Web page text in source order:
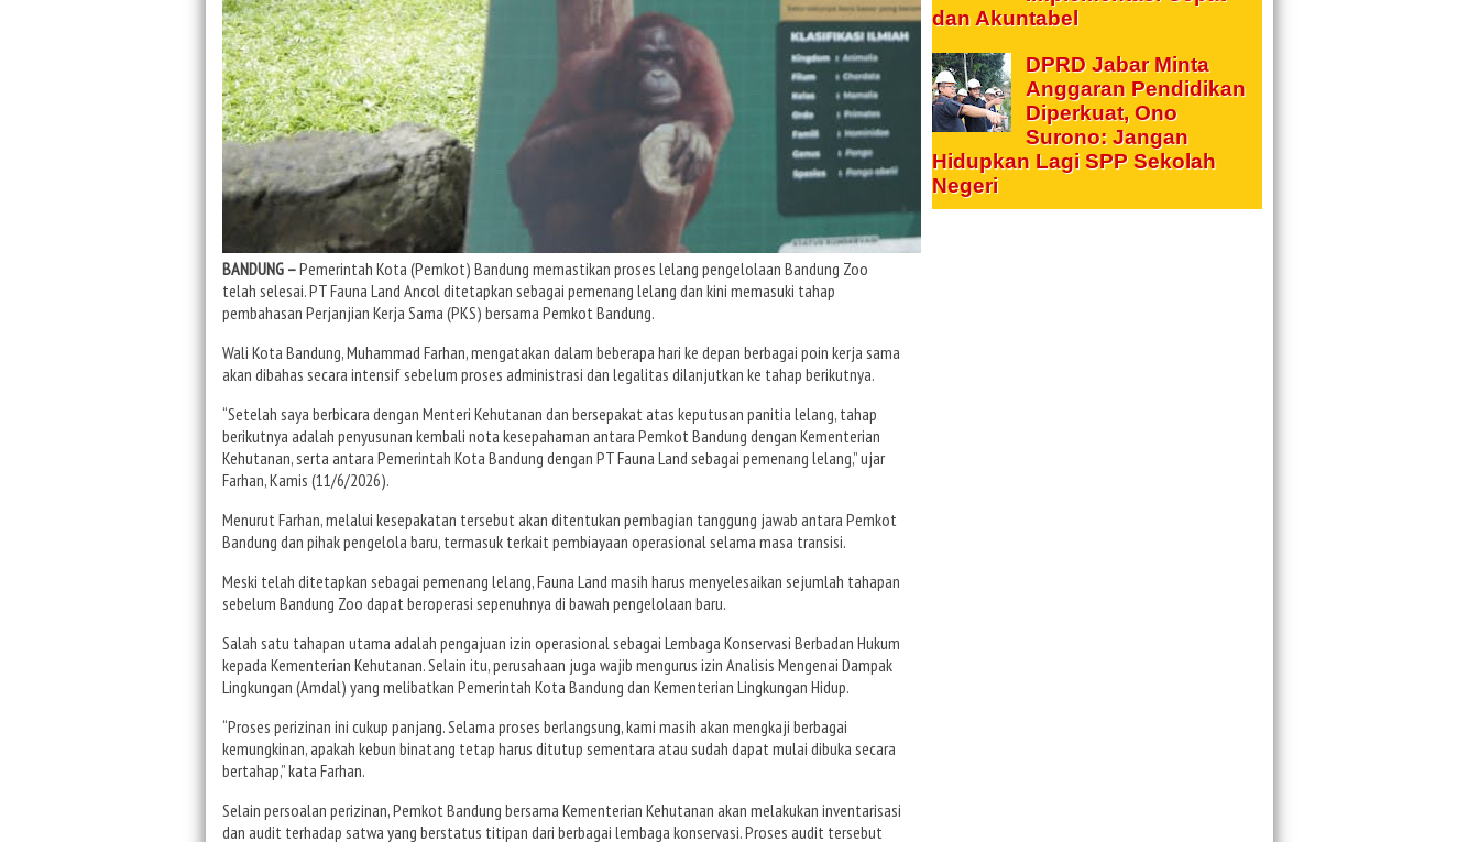
BANDUNG –Pemerintah Kota (Pemkot) Bandung memastikan proses lelang pengelolaan Bandung Zoo
telah selesai. PT Fauna Land Ancol ditetapkan sebagai pemenang lelang dan kini memasuki tahap
pembahasan Perjanjian Kerja Sama (PKS) bersama Pemkot Bandung.
Wali Kota Bandung, Muhammad Farhan, mengatakan dalam beberapa hari ke depan berbagai poin kerja sama
akan dibahas secara intensif sebelum proses administrasi dan legalitas dilanjutkan ke tahap berikutnya.
“Setelah saya berbicara dengan Menteri Kehutanan dan bersepakat atas keputusan panitia lelang, tahap
berikutnya adalah penyusunan kembali nota kesepahaman antara Pemkot Bandung dengan Kementerian
Kehutanan, serta antara Pemerintah Kota Bandung dengan PT Fauna Land sebagai pemenang lelang,” ujar
Farhan, Kamis (11/6/2026).
Menurut Farhan, melalui kesepakatan tersebut akan ditentukan pembagian tanggung jawab antara Pemkot
Bandung dan pihak pengelola baru, termasuk terkait pembiayaan operasional selama masa transisi.
Meski telah ditetapkan sebagai pemenang lelang, Fauna Land masih harus menyelesaikan sejumlah tahapan
sebelum Bandung Zoo dapat beroperasi sepenuhnya di bawah pengelolaan baru.
Salah satu tahapan utama adalah pengajuan izin operasional sebagai Lembaga Konservasi Berbadan Hukum
kepada Kementerian Kehutanan. Selain itu, perusahaan juga wajib mengurus izin Analisis Mengenai Dampak
Lingkungan (Amdal) yang melibatkan Pemerintah Kota Bandung dan Kementerian Lingkungan Hidup.
“Proses perizinan ini cukup panjang. Selama proses berlangsung, kami masih akan mengkaji berbagai
kemungkinan, apakah kebun binatang tetap harus ditutup sementara atau sudah dapat mulai dibuka secara
bertahap,” kata Farhan.
Selain persoalan perizinan, Pemkot Bandung bersama Kementerian Kehutanan akan melakukan inventarisasi
dan audit terhadap satwa yang berstatus titipan dari berbagai lembaga konservasi. Proses audit tersebut
dan Akuntabel
DPRD Jabar Minta
Anggaran Pendidikan
Diperkuat, Ono
Surono: Jangan
Hidupkan Lagi SPP Sekolah
Negeri